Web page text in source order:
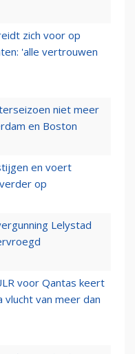
zich voor op
'alle vertrouwen
niet meer
en Boston
en voert
op
Lelystad
voor Qantas keert
vlucht van meer dan